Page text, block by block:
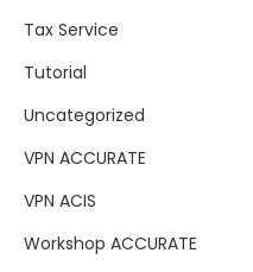
Tax Service
Tutorial
Uncategorized
VPN ACCURATE
VPN ACIS
Workshop ACCURATE